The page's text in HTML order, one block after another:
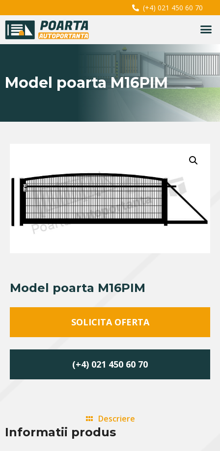
(+4) 021 450 60 70
Model poarta M16PIM
Model poarta M16PIM
SOLICITA OFERTA
(+4) 021 450 60 70
Descriere
Informatii produs